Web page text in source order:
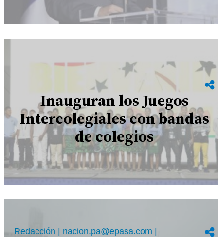
Inauguran los Juegos
Intercolegiales con bandas
de colegios
Redacción | nacion.pa@epasa.com |